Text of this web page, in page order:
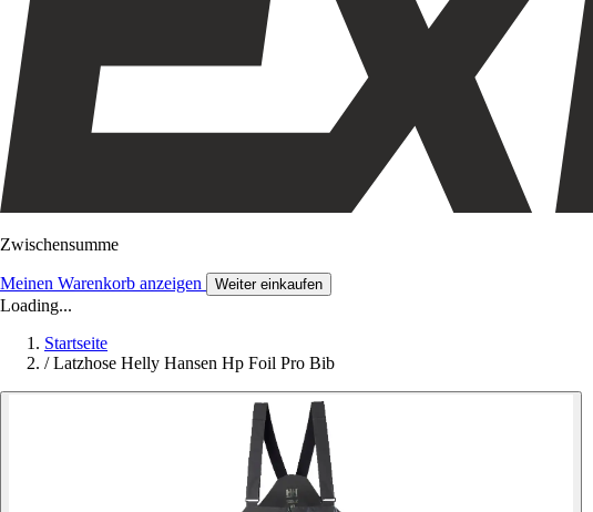
Zwischensumme
Meinen Warenkorb anzeigen Weiter einkaufen
Loading...
Startseite
/ Latzhose Helly Hansen Hp Foil Pro Bib